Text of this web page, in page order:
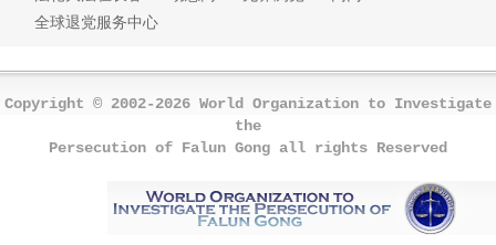
全球退党服务中心
Copyright © 2002-2026 World Organization to Investigate
the
Persecution of Falun Gong all rights Reserved